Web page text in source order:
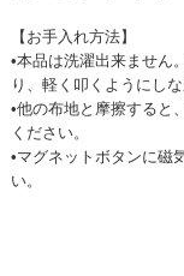
【お手入れ方法】
•本品は洗濯出来ません
り、軽く叩くようにし
•他の布地と摩擦すると
ください。
•マグネットボタンに磁
い。